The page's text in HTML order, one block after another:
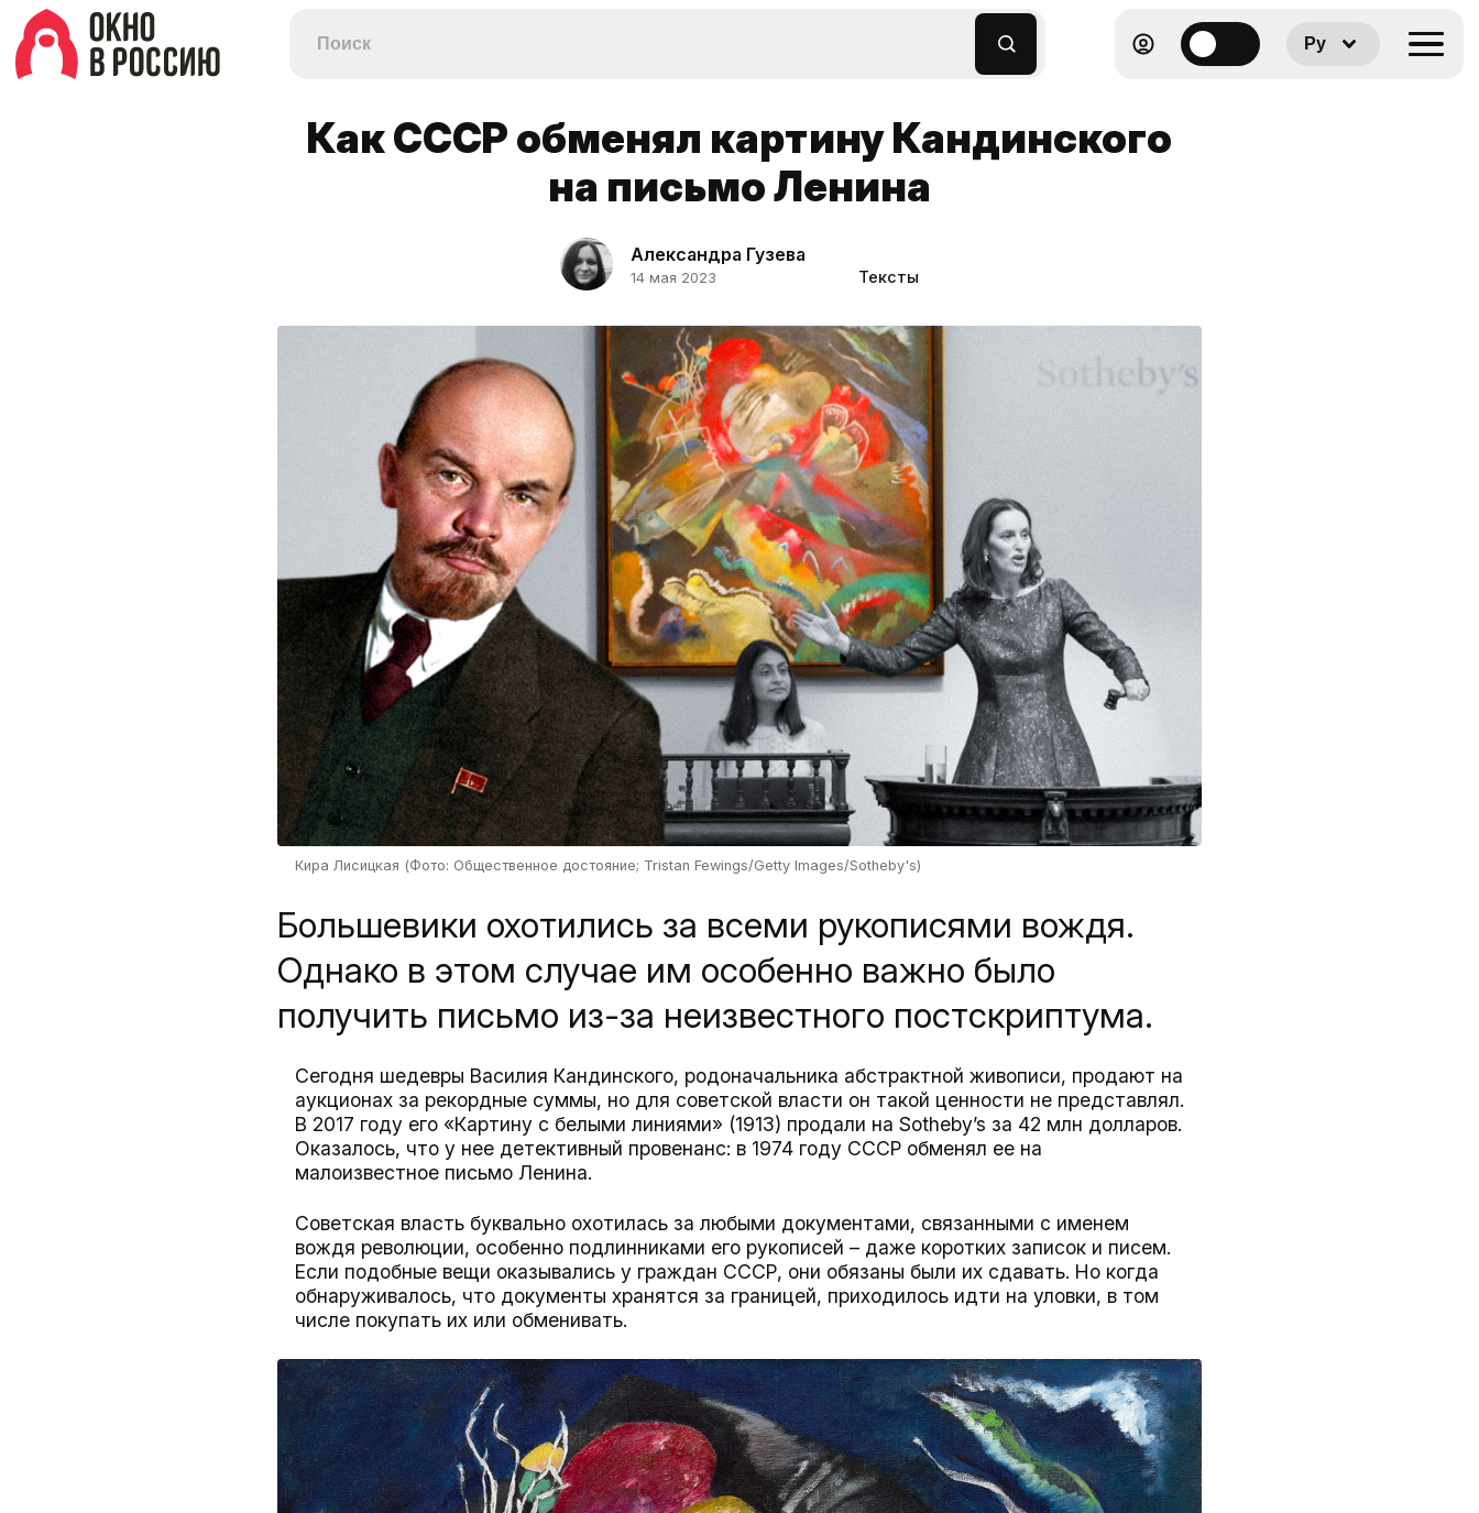
Ру
Как СССР обменял картину Кандинского
на письмо Ленина
Александра Гузева
14 мая 2023 Тексты
Кира Лисицкая (Фото: Общественное достояние; Tristan Fewings/Getty Images/Sotheby's)
Большевики охотились за всеми рукописями вождя.
Однако в этом случае им особенно важно было
получить письмо из-за неизвестного постскриптума.
Сегодня шедевры Василия Кандинского, родоначальника абстрактной живописи, продают на
аукционах за рекордные суммы, но для советской власти он такой ценности не представлял.
В 2017 году его «Картину с белыми линиями» (1913) продали на Sotheby’s за 42 млн долларов.
Оказалось, что у нее детективный провенанс: в 1974 году СССР обменял ее на
малоизвестное письмо Ленина.
Советская власть буквально охотилась за любыми документами, связанными с именем
вождя революции, особенно подлинниками его рукописей – даже коротких записок и писем.
Если подобные вещи оказывались у граждан СССР, они обязаны были их сдавать. Но когда
обнаруживалось, что документы хранятся за границей, приходилось идти на уловки, в том
числе покупать их или обменивать.